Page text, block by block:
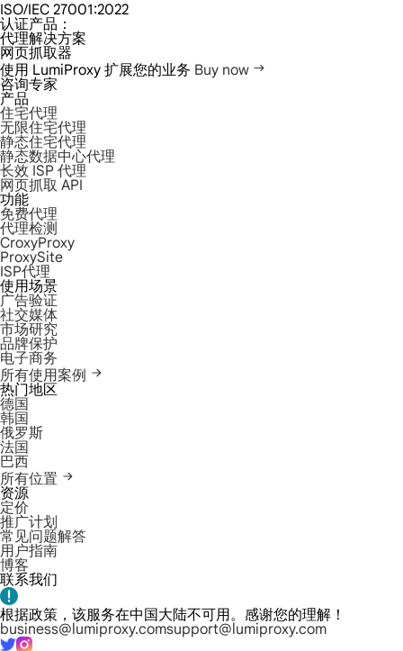
ISO/IEC 27001:2022
认证产品：
代理解决方案
网页抓取器
使用 LumiProxy 扩展您的业务 Buy now
咨询专家
产品
住宅代理
无限住宅代理
静态住宅代理
静态数据中心代理
长效 ISP 代理
网页抓取 API
功能
免费代理
代理检测
CroxyProxy
ProxySite
ISP代理
使用场景
广告验证
社交媒体
市场研究
品牌保护
电子商务
所有使用案例
热门地区
德国
韩国
俄罗斯
法国
巴西
所有位置
资源
定价
推广计划
常见问题解答
用户指南
博客
联系我们
根据政策，该服务在中国大陆不可用。感谢您的理解！
business@lumiproxy.comsupport@lumiproxy.com